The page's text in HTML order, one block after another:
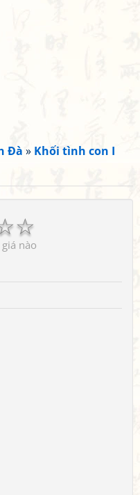
Đà » Khối tình con I
☆
nào